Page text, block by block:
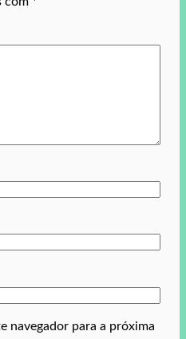
navegador para a próxima